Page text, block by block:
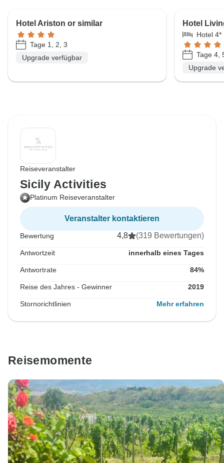
Hotel Ariston or similar
Tage 1, 2, 3
Upgrade verfügbar
Hotel
Hotel 4*
Tage 4,
Upgrade
Reiseveranstalter
Sicily Activities
Platinum Reiseveranstalter
Veranstalter kontaktieren
Bewertung 4,8 (319 Bewertungen)
Antwortzeit innerhalb eines Tages
Antwortrate 84%
Reise des Jahres - Gewinner 2019
Stornorichtlinien Mehr erfahren
Reisemomente